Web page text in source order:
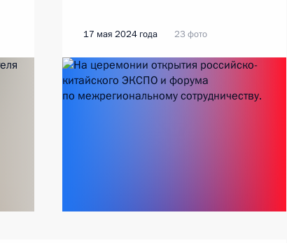
17 мая 2024 года 23 фото